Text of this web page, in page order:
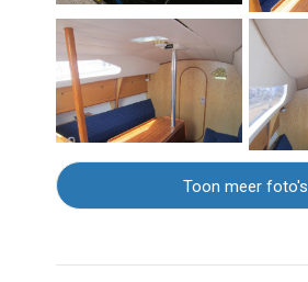
Toon meer foto's